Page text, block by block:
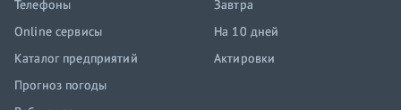
Телефоны
Online сервисы
Каталог предприятий
Прогноз погоды
Завтра
На 10 дней
Актировки